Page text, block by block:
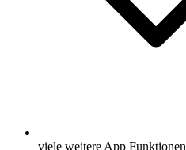
viele weitere App Funktionen